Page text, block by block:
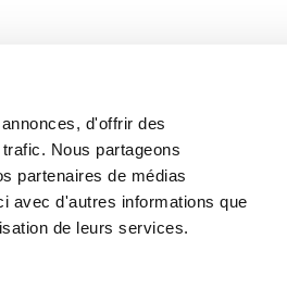
d'offrir des
Nous partageons
partenaires de médias
avec d'autres informations que
de leurs services.